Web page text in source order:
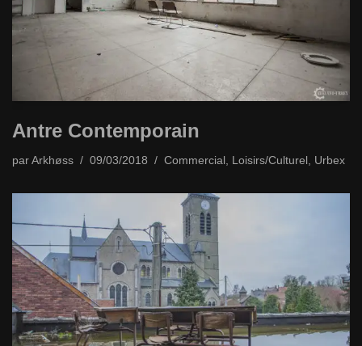
Antre Contemporain
par Arkhøss 09/03/2018 Commercial Loisirs/Culturel Urbex